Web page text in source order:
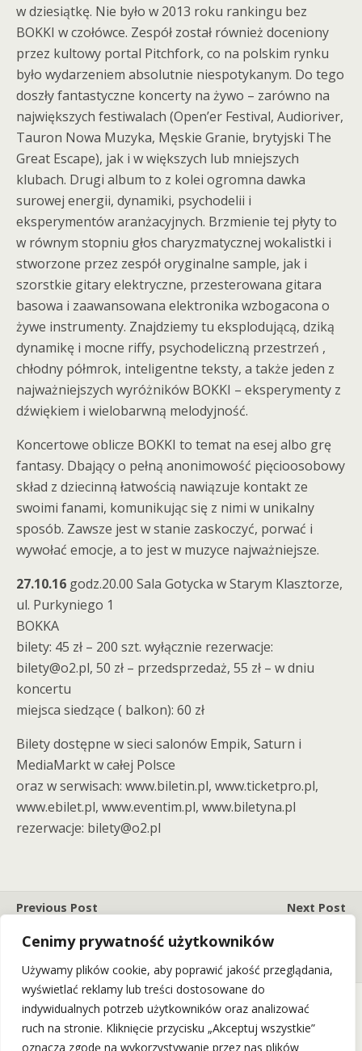
Cenimy prywatność użytkowników
Używamy plików cookie, aby poprawić jakość przeglądania,
wyświetlać reklamy lub treści dostosowane do
indywidualnych potrzeb użytkowników oraz analizować
ruch na stronie. Kliknięcie przycisku „Akceptuj wszystkie”
oznacza zgodę na wykorzystywanie przez nas plików
w dziesiątkę. Nie było w 2013 roku rankingu bez
BOKKI w czołówce. Zespół został również doceniony
przez kultowy portal Pitchfork, co na polskim rynku
było wydarzeniem absolutnie niespotykanym. Do tego
doszły fantastyczne koncerty na żywo – zarówno na
największych festiwalach (Open’er Festival, Audioriver,
Tauron Nowa Muzyka, Męskie Granie, brytyjski The
Great Escape), jak i w większych lub mniejszych
klubach. Drugi album to z kolei ogromna dawka
surowej energii, dynamiki, psychodelii i
eksperymentów aranżacyjnych. Brzmienie tej płyty to
w równym stopniu głos charyzmatycznej wokalistki i
stworzone przez zespół oryginalne sample, jak i
szorstkie gitary elektryczne, przesterowana gitara
basowa i zaawansowana elektronika wzbogacona o
żywe instrumenty. Znajdziemy tu eksplodującą, dziką
dynamikę i mocne riffy, psychodeliczną przestrzeń ,
chłodny półmrok, inteligentne teksty, a także jeden z
najważniejszych wyróżników BOKKI – eksperymenty z
dźwiękiem i wielobarwną melodyjność.
Koncertowe oblicze BOKKI to temat na esej albo grę
fantasy. Dbający o pełną anonimowość pięcioosobowy
skład z dziecinną łatwością nawiązuje kontakt ze
swoimi fanami, komunikując się z nimi w unikalny
sposób. Zawsze jest w stanie zaskoczyć, porwać i
wywołać emocje, a to jest w muzyce najważniejsze.
27.10.16 godz.20.00 Sala Gotycka w Starym Klasztorze,
ul. Purkyniego 1
BOKKA
bilety: 45 zł – 200 szt. wyłącznie rezerwacje:
bilety@o2.pl, 50 zł – przedsprzedaż, 55 zł – w dniu
koncertu
miejsca siedzące ( balkon): 60 zł
Bilety dostępne w sieci salonów Empik, Saturn i
MediaMarkt w całej Polsce
oraz w serwisach: www.biletin.pl, www.ticketpro.pl,
www.ebilet.pl, www.eventim.pl, www.biletyna.pl
rezerwacje: bilety@o2.pl
Previous Post
Listopadzie W Starym
Next Post
Piwnicy! (28.10.16)
Back to top